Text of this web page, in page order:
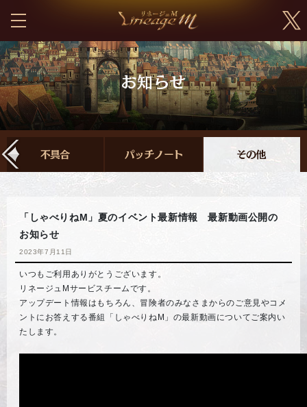
「しゃべりねM」夏のイベント最新情報 最新動画公開の
お知らせ
2023年7月11日
いつもご利用ありがとうございます。
リネージュMサービスチームです。
アップデート情報はもちろん、冒険者のみなさまからのご意見やコメ
ントにお答えする番組「しゃべりねM」の最新動画についてご案内い
たします。